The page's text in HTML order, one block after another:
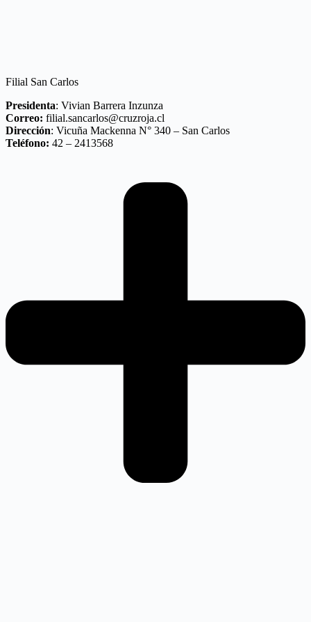
Filial San Carlos
Presidenta: Vivian Barrera Inzunza
Correo: filial.sancarlos@cruzroja.cl
Dirección: Vicuña Mackenna N° 340 – San Carlos
Teléfono: 42 – 2413568